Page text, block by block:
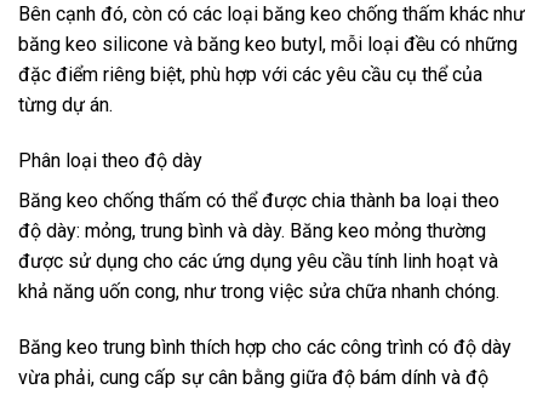
Bên cạnh đó, còn có các loại băng keo chống thấm khác như
băng keo silicone và băng keo butyl, mỗi loại đều có những
đặc điểm riêng biệt, phù hợp với các yêu cầu cụ thể của
từng dự án.
Phân loại theo độ dày
Băng keo chống thấm có thể được chia thành ba loại theo
độ dày: mỏng, trung bình và dày. Băng keo mỏng thường
được sử dụng cho các ứng dụng yêu cầu tính linh hoạt và
khả năng uốn cong, như trong việc sửa chữa nhanh chóng.
Băng keo trung bình thích hợp cho các công trình có độ dày
vừa phải, cung cấp sự cân bằng giữa độ bám dính và độ